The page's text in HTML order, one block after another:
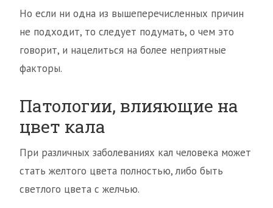
Но если ни одна из вышеперечисленных причин
не подходит, то следует подумать, о чем это
говорит, и нацелиться на более неприятные
факторы.
Патологии, влияющие на
цвет кала
При различных заболеваниях кал человека может
стать желтого цвета полностью, либо быть
светлого цвета с желчью.